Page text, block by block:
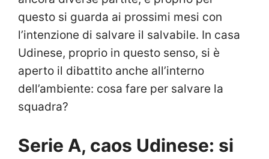
questo si guarda ai prossimi mesi con
l’intenzione di salvare il salvabile. In casa
Udinese, proprio in questo senso, si è
aperto il dibattito anche all’interno
dell’ambiente: cosa fare per salvare la
squadra?
Serie A, caos Udinese: si